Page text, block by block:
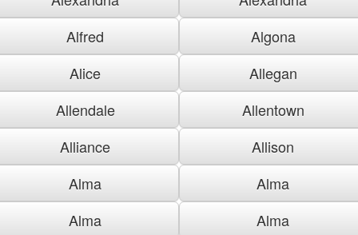
Alfred
Algona
Alice
Allegan
Allendale
Allentown
Alliance
Allison
Alma
Alma
Alma
Alma